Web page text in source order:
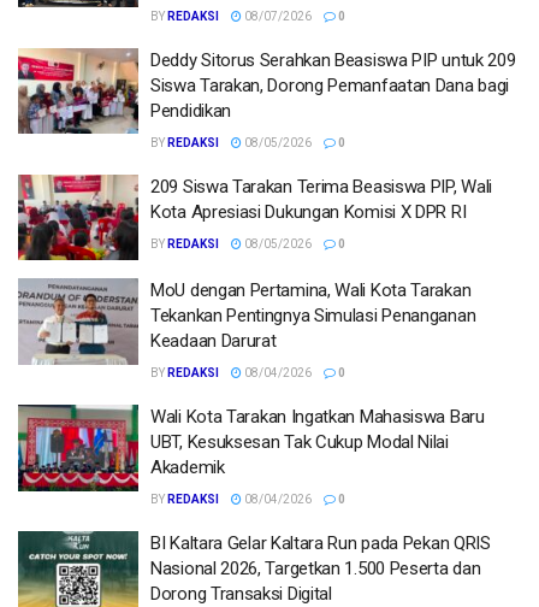
BY REDAKSI 08/07/2026 0
Deddy Sitorus Serahkan Beasiswa PIP untuk 209
Siswa Tarakan, Dorong Pemanfaatan Dana bagi
Pendidikan
BY REDAKSI 08/05/2026 0
209 Siswa Tarakan Terima Beasiswa PIP, Wali
Kota Apresiasi Dukungan Komisi X DPR RI
BY REDAKSI 08/05/2026 0
MoU dengan Pertamina, Wali Kota Tarakan
Tekankan Pentingnya Simulasi Penanganan
Keadaan Darurat
BY REDAKSI 08/04/2026 0
Wali Kota Tarakan Ingatkan Mahasiswa Baru
UBT, Kesuksesan Tak Cukup Modal Nilai
Akademik
BY REDAKSI 08/04/2026 0
BI Kaltara Gelar Kaltara Run pada Pekan QRIS
Nasional 2026, Targetkan 1.500 Peserta dan
Dorong Transaksi Digital